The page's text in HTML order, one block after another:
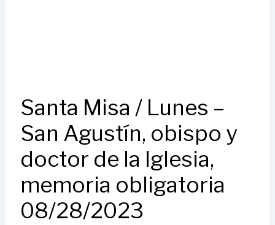
Santa Misa / Lunes –
San Agustín, obispo y
doctor de la Iglesia,
memoria obligatoria
08/28/2023